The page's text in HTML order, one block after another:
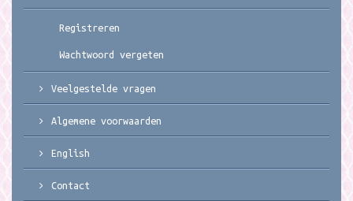
Registreren
Wachtwoord vergeten
Veelgestelde vragen
Algemene voorwaarden
English
Contact